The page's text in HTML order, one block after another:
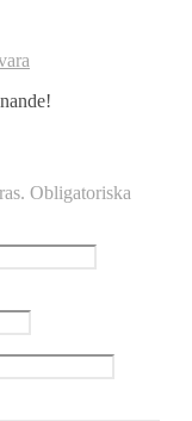
Obligatoriska